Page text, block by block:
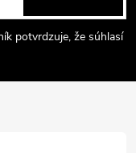
potvrdzuje, že súhlasí